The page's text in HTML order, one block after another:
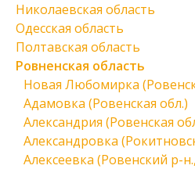
Николаевская область
Одесская область
Полтавская область
Ровненская область
Новая Любомирка
Адамовка (Ровенская обл.)
Александрия (Ровенская
Александровка
Алексеевка (Ровенский р-